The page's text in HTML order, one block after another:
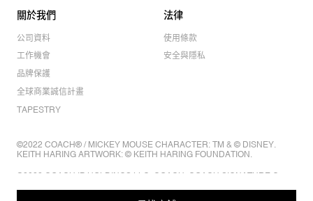
關於我們
公司資料
工作機會
品牌保護
全球商業誠信計畫
TAPESTRY
法律
使用條款
安全與隱私
©2022 COACH® / MICKEY MOUSE CHARACTER: TM & © DISNEY.
KEITH HARING ARTWORK: © KEITH HARING FOUNDATION.
©2022 COACH IP HOLDINGS LLC. COACH, COACH SIGNATURE C